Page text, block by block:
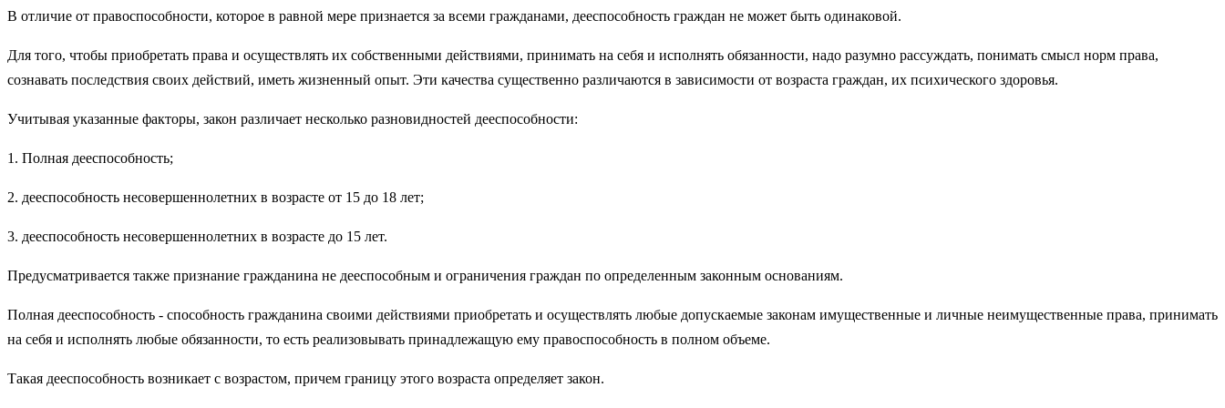
В отличие от правоспособности, которое в равной мере признается за всеми гражданами, дееспособность граждан не может быть одинаковой.
Для того, чтобы приобретать права и осуществлять их собственными действиями, принимать на себя и исполнять обязанности, надо разумно рассуждать, понимать смысл норм права,
сознавать последствия своих действий, иметь жизненный опыт. Эти качества существенно различаются в зависимости от возраста граждан, их психического здоровья.
Учитывая указанные факторы, закон различает несколько разновидностей дееспособности:
1. Полная дееспособность;
2. дееспособность несовершеннолетних в возрасте от 15 до 18 лет;
3. дееспособность несовершеннолетних в возрасте до 15 лет.
Предусматривается также признание гражданина не дееспособным и ограничения граждан по определенным законным основаниям.
Полная дееспособность - способность гражданина своими действиями приобретать и осуществлять любые допускаемые законам имущественные и личные неимущественные права, принимать
на себя и исполнять любые обязанности, то есть реализовывать принадлежащую ему правоспособность в полном объеме.
Такая дееспособность возникает с возрастом, причем границу этого возраста определяет закон.